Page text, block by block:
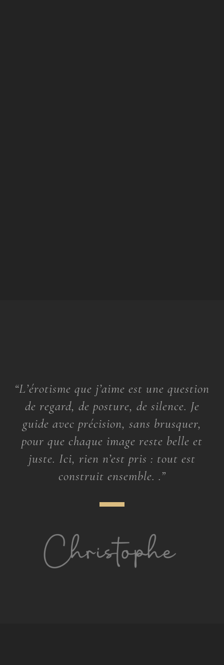
“L’érotisme que j’aime est une question
de regard, de posture, de silence. Je
guide avec précision, sans brusquer,
pour que chaque image reste belle et
juste. Ici, rien n’est pris : tout est
construit ensemble. .”